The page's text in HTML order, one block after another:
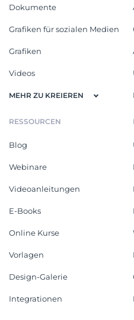
Dokumente
Grafiken für sozialen Medien
Grafiken
Videos
MEHR ZU KREIEREN
RESSOURCEN
Blog
Webinare
Videoanleitungen
E-Books
Online Kurse
Vorlagen
Design-Galerie
Integrationen